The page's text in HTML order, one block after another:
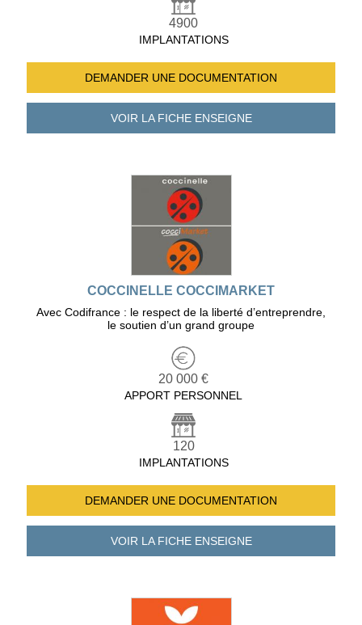
4900
IMPLANTATIONS
DEMANDER UNE DOCUMENTATION
VOIR LA FICHEENSEIGNE
COCCINELLE COCCIMARKET
Avec Codifrance : le respect de la liberté d’entreprendre,
le soutien d’un grand groupe
20 000 €
APPORT PERSONNEL
120
IMPLANTATIONS
DEMANDER UNE DOCUMENTATION
VOIR LA FICHEENSEIGNE